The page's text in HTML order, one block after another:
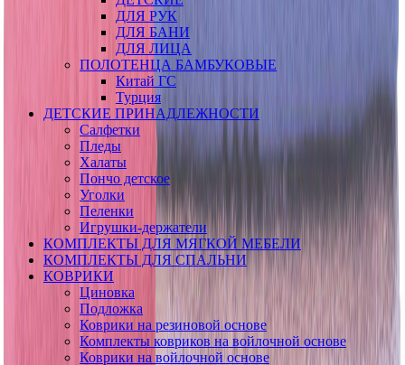
ДЛЯ РУК
ДЛЯ БАНИ
ДЛЯ ЛИЦА
ПОЛОТЕНЦА БАМБУКОВЫЕ
Китай ГС
Турция
ДЕТСКИЕ ПРИНАДЛЕЖНОСТИ
Салфетки
Пледы
Халаты
Пончо детское
Уголки
Пеленки
Игрушки-держатели
КОМПЛЕКТЫ ДЛЯ МЯГКОЙ МЕБЕЛИ
КОМПЛЕКТЫ ДЛЯ СПАЛЬНИ
КОВРИКИ
Циновка
Подложка
Коврики на резиновой основе
Комплекты ковриков на войлочной основе
Коврики на войлочной основе